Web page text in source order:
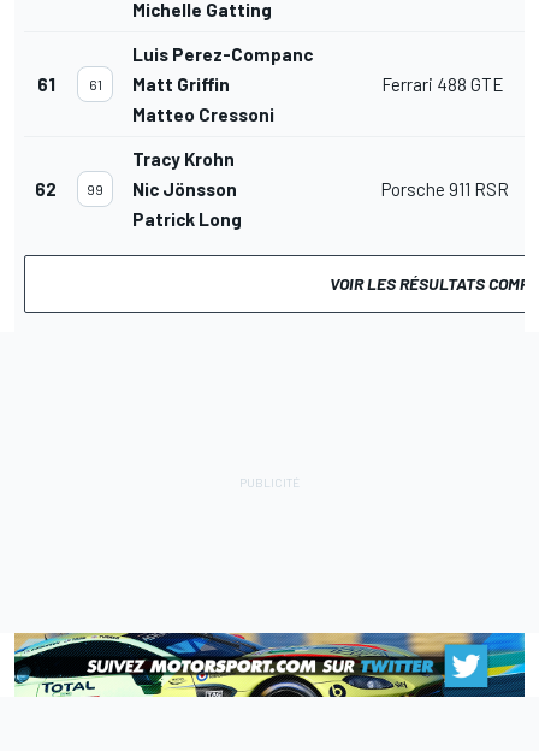
Michelle Gatting
61 61
Luis Perez-Companc
Matt Griffin
Matteo Cressoni
Ferrari 488 GTE
62 99
Tracy Krohn
Nic Jönsson
Patrick Long
Porsche 911 RSR
VOIR LES RÉSULTATS